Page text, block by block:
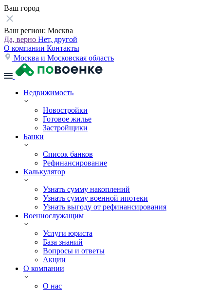
Ваш город
Ваш регион: Москва
Да, верно Нет, другой
О компании Контакты
Москва и Московская область
Недвижимость
Новостройки
Готовое жилье
Застройщики
Банки
Список банков
Рефинансирование
Калькулятор
Узнать сумму накоплений
Узнать сумму военной ипотеки
Узнать выгоду от рефинансирования
Военнослужащим
Услуги юриста
База знаний
Вопросы и ответы
Акции
О компании
О нас